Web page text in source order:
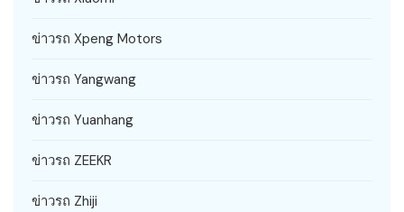
ข่าวรถ Xpeng Motors
ข่าวรถ Yangwang
ข่าวรถ Yuanhang
ข่าวรถ ZEEKR
ข่าวรถ Zhiji